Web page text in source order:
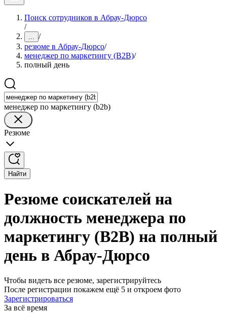
Поиск сотрудников в Абрау-Дюрсо
/
... /
резюме в Абрау-Дюрсо/
менеджер по маркетингу (B2B)/
полный день
менеджер по маркетингу (b2b)
Резюме
Найти
Резюме соискателей на
должность менеджера по
маркетингу (B2B) на полный
день в Абрау-Дюрсо
Чтобы видеть все резюме, зарегистрируйтесь
После регистрации покажем ещё 5 и откроем фото
Зарегистрироваться
За всё время